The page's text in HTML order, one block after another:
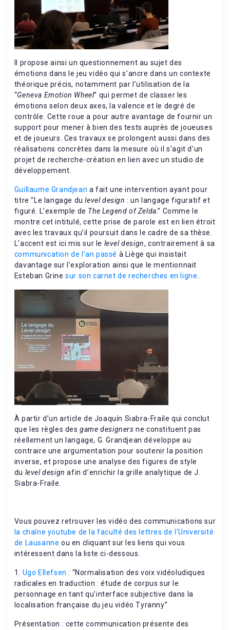
Il propose ainsi un questionnement au sujet des
émotions dans le jeu vidéo qui s’ancre dans un contexte
théorique précis, notamment par l’utilisation de la
“Geneva Emotion Wheel” qui permet de classer les
émotions selon deux axes, la valence et le degré de
contrôle. Cette roue a pour autre avantage de fournir un
support pour mener à bien des tests auprès de joueuses
et de joueurs. Ces travaux se prolongent aussi dans des
réalisations concrètes dans la mesure où il s’agit d’un
projet de recherche-création en lien avec un studio de
développement.
Guillaume Grandjean a fait une intervention ayant pour
titre “Le langage dulevel design : un langage figuratif et
figuré. L’exemple de The Legend of Zelda.” Comme le
montre cet intitulé, cette prise de parole est en lien étroit
avec les travaux qu’il poursuit dans le cadre de sa thèse.
L’accent est ici mis sur le level design, contrairement à sa
communication de l’an passé à Liège qui insistait
davantage sur l’exploration ainsi que le mentionnait
Esteban Grinesur son carnet de recherches en ligne
À partir d’un article de Joaquín Siabra-Fraile qui conclut
que les règles desgame designers ne constituent pas
réellement un langage, G. Grandjean développe au
contraire une argumentation pour soutenir la position
inverse, et propose une analyse des figures de style
du level design afin d’enrichir la grille analytique de J.
Siabra-Fraile.
Vous pouvez retrouver les vidéo des communications sur
la chaîne youtube de la faculté des lettres de l’Université
de Lausanne ou en cliquant sur les liens qui vous
intéressent dans la liste ci-dessous.
1. Ugo Ellefsen : “Normalisation des voix vidéoludiques
radicales en traduction : étude de corpus sur le
personnage en tant qu’interface subjective dans la
localisation française du jeu vidéo Tyranny”
Présentation : cette communication présente des